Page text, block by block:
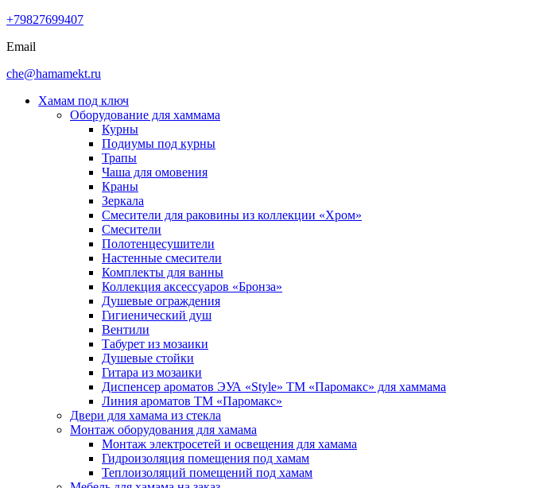
+79827699407
Email
che@hamamekt.ru
Хамам под ключ
Оборудование для хаммама
Курны
Подиумы под курны
Трапы
Чаша для омовения
Краны
Зеркала
Смесители для раковины из коллекции «Хром»
Смесители
Полотенцесушители
Настенные смесители
Комплекты для ванны
Коллекция аксессуаров «Бронза»
Душевые ограждения
Гигиенический душ
Вентили
Табурет из мозаики
Душевые стойки
Гитара из мозаики
Диспенсер ароматов ЭУА «Style» ТМ «Паромакс» для хаммама
Линия ароматов ТМ «Паромакс»
Двери для хамама из стекла
Монтаж оборудования для хамама
Монтаж электросетей и освещения для хамама
Гидроизоляция помещения под хамам
Теплоизоляций помещений под хамам